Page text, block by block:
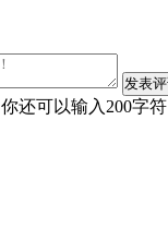
你还可以输入 200字符